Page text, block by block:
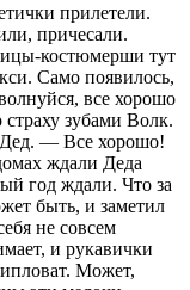
прилетели.
причесали.
костюмерши тут
Само появилось,
все хорошо
зубами Волк.
— Все хорошо!
ждали Деда
год ждали. Что за
быть, и заметил
не совсем
и рукавички
Может,